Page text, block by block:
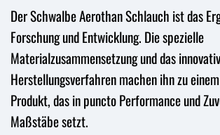
Der Schwalbe Aerothan Schlauch ist das
Forschung und Entwicklung. Die spezielle
Materialzusammensetzung und das
Herstellungsverfahren machen ihn zu
Produkt, das in puncto Performance und
Maßstäbe setzt.